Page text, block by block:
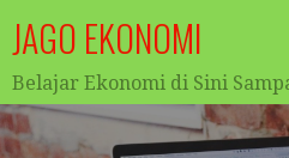
content
JAGO EKONOMI
Belajar Ekonomi di Sini